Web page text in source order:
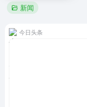
新闻
今日头条